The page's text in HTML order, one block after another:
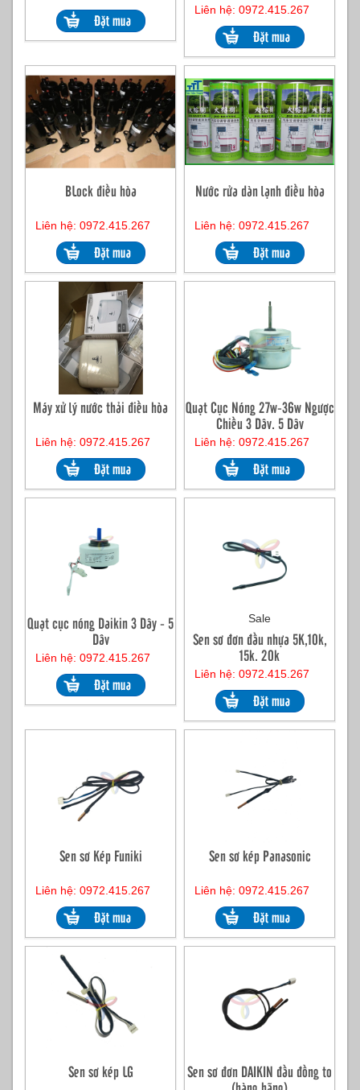
Liên hệ: 0972.415.267
BLock điều hòa
Liên hệ: 0972.415.267
Nước rửa dàn lạnh điều hòa
Liên hệ: 0972.415.267
Máy xử lý nước thải điều hòa
Liên hệ: 0972.415.267
Quạt Cục Nóng 27w-36w Ngược
Chiều 3 Dây, 5 Dây
Liên hệ: 0972.415.267
Quạt cục nóng Daikin 3 Dây - 5
Dây
Liên hệ: 0972.415.267
Sale
Sen sơ đơn đầu nhựa 5K,10k,
15k, 20k
Liên hệ: 0972.415.267
Sen sơ Kép Funiki
Liên hệ: 0972.415.267
Sen sơ kép Panasonic
Liên hệ: 0972.415.267
Sen sơ kép LG
Sen sơ đơn DAIKIN đầu đồng to